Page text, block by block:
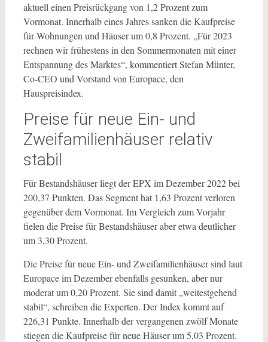
aktuell einen Preisrückgang von 1,2 Prozent zum
Vormonat. Innerhalb eines Jahres sanken die Kaufpreise
für Wohnungen und Häuser um 0,8 Prozent. „Für 2023
rechnen wir frühestens in den Sommermonaten mit einer
Entspannung des Marktes“, kommentiert Stefan Münter,
Co-CEO und Vorstand von Europace, den
Hauspreisindex.
Preise für neue Ein- und
Zweifamilienhäuser relativ
stabil
Für Bestandshäuser liegt der EPX im Dezember 2022 bei
200,37 Punkten. Das Segment hat 1,63 Prozent verloren
gegenüber dem Vormonat. Im Vergleich zum Vorjahr
fielen die Preise für Bestandshäuser aber etwa deutlicher
um 3,30 Prozent.
Die Preise für neue Ein- und Zweifamilienhäuser sind laut
Europace im Dezember ebenfalls gesunken, aber nur
moderat um 0,20 Prozent. Sie sind damit „weitestgehend
stabil“, schreiben die Experten. Der Index kommt auf
226,31 Punkte. Innerhalb der vergangenen zwölf Monate
stiegen die Kaufpreise für neue Häuser um 5,03 Prozent.